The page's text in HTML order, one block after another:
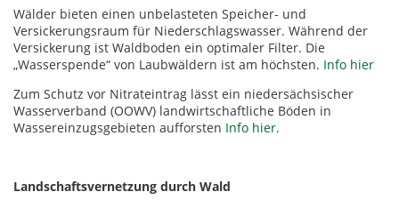
Wälder bieten einen unbelasteten Speicher- und
Versickerungsraum für Niederschlagswasser. Während der
Versickerung ist Waldboden ein optimaler Filter. Die
„Wasserspende“ von Laubwäldern ist am höchsten. Info hier
Zum Schutz vor Nitrateintrag lässt ein niedersächsischer
Wasserverband (OOWV) landwirtschaftliche Böden in
Wassereinzugsgebieten aufforsten Info hier.
Landschaftsvernetzung durch Wald